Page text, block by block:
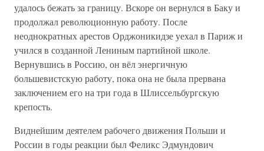
удалось бежать за границу. Вскоре он вернулся в Баку и
продолжал революционную работу. После
неоднократных арестов Орджоникидзе уехал в Париж и
учился в созданной Лениным партийной школе.
Вернувшись в Россию, он вёл энергичную
большевистскую работу, пока она не была прервана
заключением его на три года в Шлиссельбургскую
крепость.
Виднейшим деятелем рабочего движения Польши и
России в годы реакции был Феликс Эдмундович